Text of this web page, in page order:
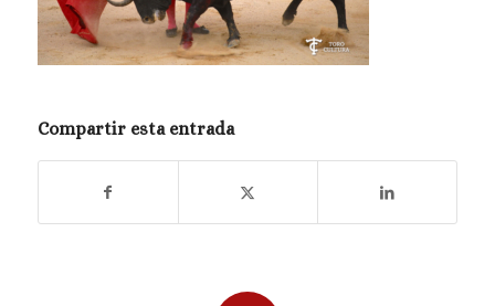
Compartir esta entrada